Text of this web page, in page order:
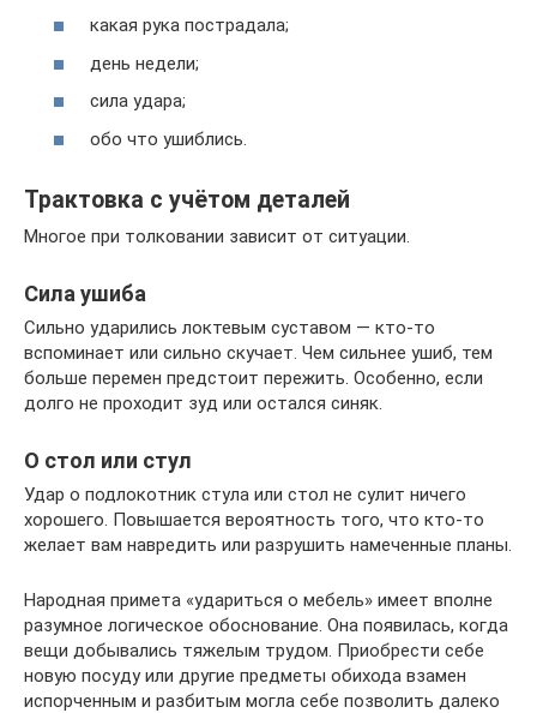
какая рука пострадала;
день недели;
сила удара;
обо что ушиблись.
Трактовка с учётом деталей
Многое при толковании зависит от ситуации.
Сила ушиба
Сильно ударились локтевым суставом — кто-то
вспоминает или сильно скучает. Чем сильнее ушиб, тем
больше перемен предстоит пережить. Особенно, если
долго не проходит зуд или остался синяк.
О стол или стул
Удар о подлокотник стула или стол не сулит ничего
хорошего. Повышается вероятность того, что кто-то
желает вам навредить или разрушить намеченные планы.
Народная примета «удариться о мебель» имеет вполне
разумное логическое обоснование. Она появилась, когда
вещи добывались тяжелым трудом. Приобрести себе
новую посуду или другие предметы обихода взамен
испорченным и разбитым могла себе позволить далеко